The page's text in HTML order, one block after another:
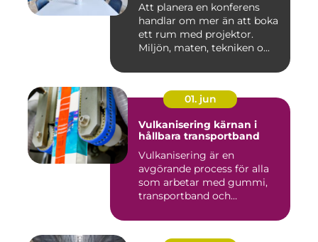
Att planera en konferens
handlar om mer än att boka
ett rum med projektor.
Miljön, maten, tekniken o...
01. jun
Vulkanisering kärnan i
hållbara transportband
Vulkanisering är en
avgörande process för alla
som arbetar med gummi,
transportband och